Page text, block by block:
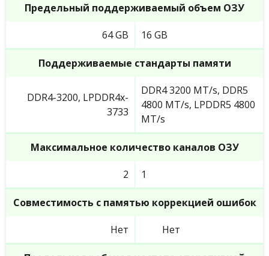
Предельный поддерживаемый объем ОЗУ
64 GB 16 GB
Поддерживаемые стандарты памяти
DDR4-3200, LPDDR4x-
3733
DDR4 3200 MT/s, DDR5
4800 MT/s, LPDDR5 4800
MT/s
Максимальное количество каналов ОЗУ
2 1
Совместимость с памятью коррекцией ошибок
Нет Нет